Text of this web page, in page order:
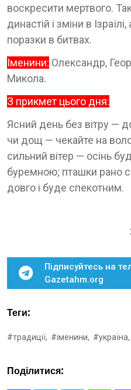
воскресити мертвого.
династій і зміни в
поразки в битвах.
Іменини: Олександр,
Микола.
З прикмет цього дня:
Ясний день без вітру —
чи дощ — чекайте на
сильний вітер — осінь
буремною; пташки рано
довго і буде спекотним.
Підписуйтесь на
Gazetahm.org
Теги:
#традиції, #іменини, #україна,
Поділитися: